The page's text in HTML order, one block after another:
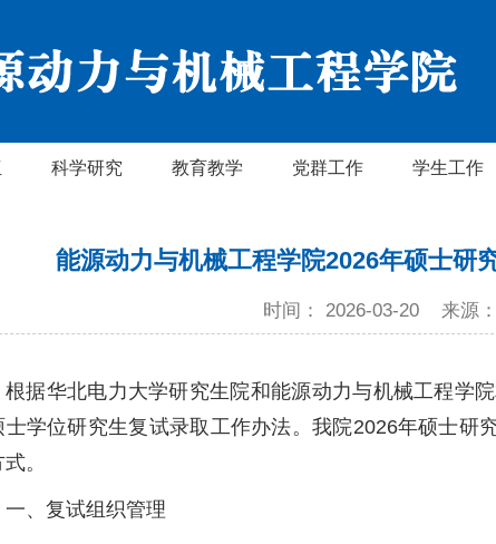
科学研究 教育教学 党群工作 学生工作
能源动力与机械工程学院2026年硕士研
时间： 2026-03-20 来源：
根据华北电力大学研究生院和能源动力与机械工程学
士学位研究生复试录取工作办法。我院2026年硕士研
。
一、复试组织管理